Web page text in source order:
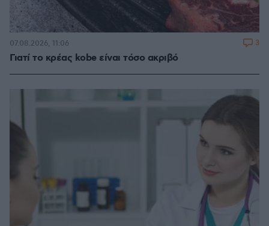
Γιατί το κρέας kobe είναι τόσο ακριβό
07.08.2026, 11:06 3